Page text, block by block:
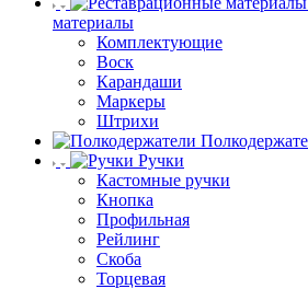
материалы
Комплектующие
Воск
Карандаши
Маркеры
Штрихи
Ручки
Кастомные ручки
Кнопка
Профильная
Рейлинг
Скоба
Торцевая